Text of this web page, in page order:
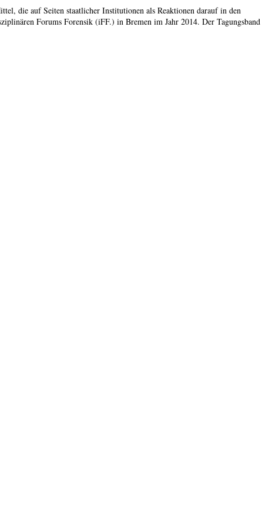
die auf Seiten staatlicher Institutionen als Reaktionen darauf in den
Forums Forensik (iFF.) in Bremen im Jahr 2014. Der Tagungsband